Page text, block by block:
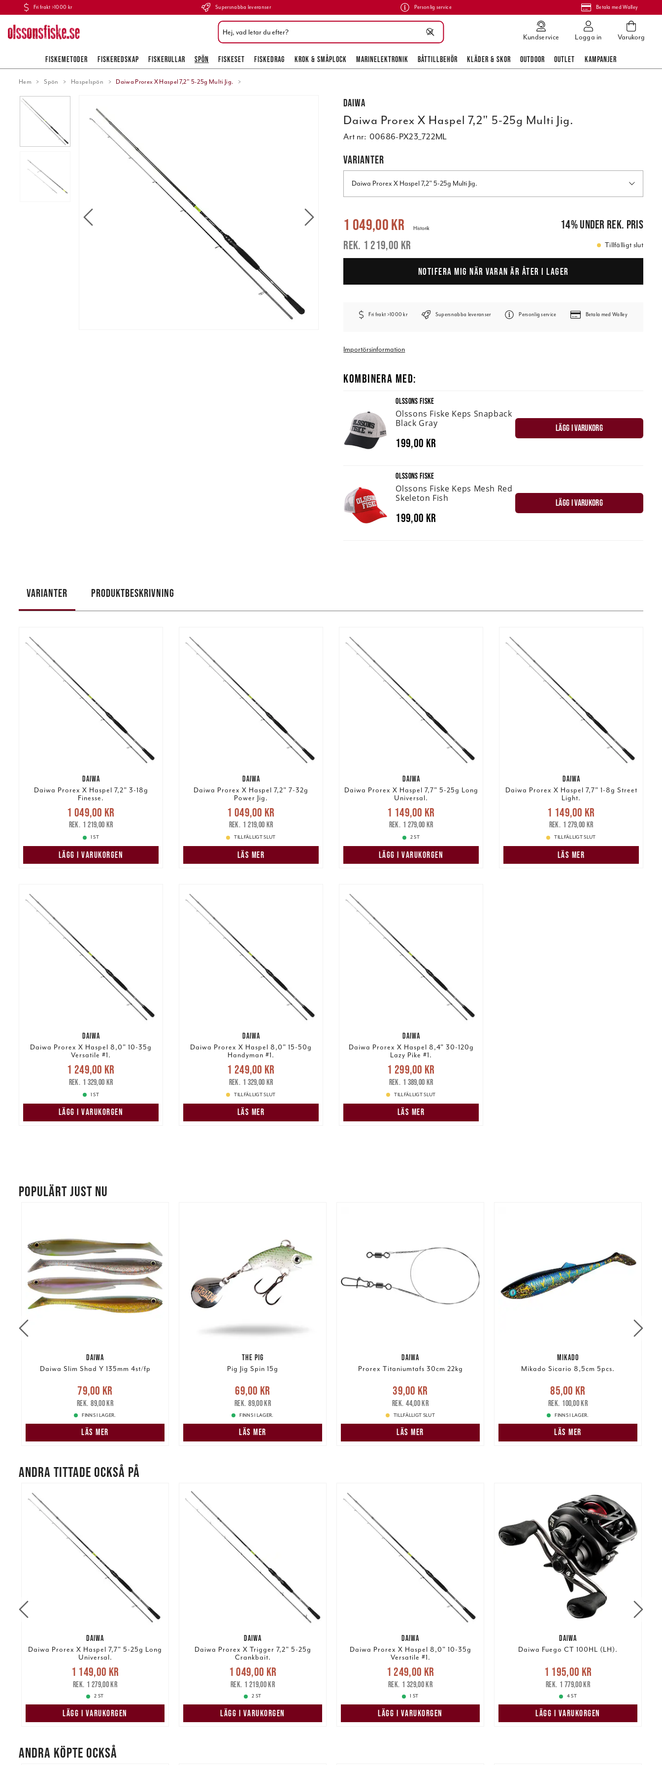
Fri frakt >1000 kr Supersnabba leveranser Personlig service Betala med Walley
Kundservice Logga in Varukorg
FISKEMETODER FISKEREDSKAP FISKERULLAR SPÖN FISKESET FISKEDRAG KROK & SMÅPLOCK MARINELEKTRONIK BÅTTILLBEHÖR KLÄDER & SKOR OUTDOOR OUTLET KAMPANJER
Hem Spön Haspelspön Daiwa Prorex X Haspel 7,2" 5-25g Multi Jig.
Daiwa
Daiwa Prorex X Haspel 7,2" 5-25g Multi Jig.
Art nr: 00686-PX23_722ML
VARIANTER
Daiwa Prorex X Haspel 7,2" 5-25g Multi Jig.
Nuvarande pris: 1 049,00 kr
1 049,00 kr
1 219,00 kr
Historik 14%under rek. pris
Tillfälligt slut
NOTIFERA MIG NÄR VARAN ÄR ÅTER I LAGER
Fri frakt >1000 kr Supersnabba leveranser Personlig service Betala med Walley
Importörsinformation
KOMBINERA MED:
OLSSONS FISKE
Olssons Fiske Keps Snapback
Black Gray
199,00 kr
LÄGG I VARUKORG
OLSSONS FISKE
Olssons Fiske Keps Mesh Red
Skeleton Fish
199,00 kr
LÄGG I VARUKORG
VARIANTER PRODUKTBESKRIVNING
DAIWA
Daiwa Prorex X Haspel 7,2" 3-18g
Finesse.
Nuvarande pris
1 049,00 krTidigare pris
1 219,00 kr
1 049,00 kr
1 219,00 kr
1 ST
LÄGG I VARUKORGEN
DAIWA
Daiwa Prorex X Haspel 7,2" 7-32g
Power Jig.
Nuvarande pris
1 049,00 krTidigare pris
1 219,00 kr
1 049,00 kr
1 219,00 kr
TILLFÄLLIGT SLUT
LÄS MER
DAIWA
Daiwa Prorex X Haspel 7,7" 5-25g Long
Universal.
Nuvarande pris
1 149,00 krTidigare pris
1 279,00 kr
1 149,00 kr
1 279,00 kr
2 ST
LÄGG I VARUKORGEN
DAIWA
Daiwa Prorex X Haspel 7,7" 1-8g Street
Light.
Nuvarande pris
1 149,00 krTidigare pris
1 279,00 kr
1 149,00 kr
1 279,00 kr
TILLFÄLLIGT SLUT
LÄS MER
DAIWA
Daiwa Prorex X Haspel 8,0" 10-35g
Versatile #1.
Nuvarande pris
1 249,00 krTidigare pris
1 329,00 kr
1 249,00 kr
1 329,00 kr
1 ST
LÄGG I VARUKORGEN
DAIWA
Daiwa Prorex X Haspel 8,0" 15-50g
Handyman #1.
Nuvarande pris
1 249,00 krTidigare pris
1 329,00 kr
1 249,00 kr
1 329,00 kr
TILLFÄLLIGT SLUT
LÄS MER
DAIWA
Daiwa Prorex X Haspel 8,4" 30-120g
Lazy Pike #1.
Nuvarande pris
1 299,00 krTidigare pris
1 389,00 kr
1 299,00 kr
1 389,00 kr
TILLFÄLLIGT SLUT
LÄS MER
POPULÄRT JUST NU
DAIWA
Daiwa Slim Shad Y 135mm 4st/fp
Nuvarande pris:79,00 kr
pris:89,00 kr
79,00 kr
89,00 kr
FINNS I LAGER.
LÄS MER
THE PIG
Pig Jig Spin 15g
Nuvarande pris:69,00 kr
pris:89,00 kr
69,00 kr
89,00 kr
FINNS I LAGER.
LÄS MER
DAIWA
Prorex Titaniumtafs 30cm 22kg
Nuvarande pris:39,00 kr
pris:44,00 kr
39,00 kr
44,00 kr
TILLFÄLLIGT SLUT
LÄS MER
MIKADO
Mikado Sicario 8,5cm 5pcs.
Nuvarande pris:85,00 kr
pris:100,00 kr
85,00 kr
100,00 kr
FINNS I LAGER.
LÄS MER
ANDRA TITTADE OCKSÅ PÅ
DAIWA
Daiwa Prorex X Haspel 7,7" 5-25g Long
Universal.
Nuvarande pris
1 149,00 krTidigare pris
1 279,00 kr
1 149,00 kr
1 279,00 kr
2 ST
LÄGG I VARUKORGEN
DAIWA
Daiwa Prorex X Trigger 7,2" 5-25g
Crankbait.
Nuvarande pris
1 049,00 krTidigare pris
1 219,00 kr
1 049,00 kr
1 219,00 kr
2 ST
LÄGG I VARUKORGEN
DAIWA
Daiwa Prorex X Haspel 8,0" 10-35g
Versatile #1.
Nuvarande pris
1 249,00 krTidigare pris
1 329,00 kr
1 249,00 kr
1 329,00 kr
1 ST
LÄGG I VARUKORGEN
DAIWA
Daiwa Fuego CT 100HL (LH).
Nuvarande pris
1 195,00 krTidigare pris
1 779,00 kr
1 195,00 kr
1 779,00 kr
4 ST
LÄGG I VARUKORGEN
ANDRA KÖPTE OCKSÅ